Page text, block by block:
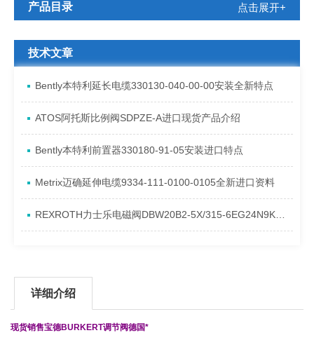
产品目录 点击展开+
技术文章
Bently本特利延长电缆330130-040-00-00安装全新特点
ATOS阿托斯比例阀SDPZE-A进口现货产品介绍
​Bently本特利前置器330180-91-05安装进口特点
Metrix迈确延伸电缆9334-111-0100-0105全新进口资料
REXROTH力士乐电磁阀DBW20B2-5X/315-6EG24N9K4到货进口资料
详细介绍
现货销售宝德BURKERT调节阀德国*